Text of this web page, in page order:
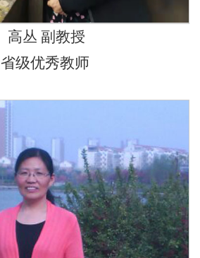
高丛 副教授
省级优秀教师